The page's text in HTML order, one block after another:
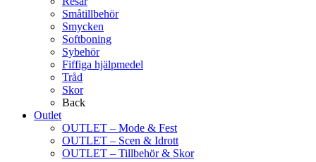
Småtillbehör
Smycken
Softboning
Sybehör
Fiffiga hjälpmedel
Tråd
Skor
Back
Outlet
OUTLET – Mode & Fest
OUTLET – Scen & Idrott
OUTLET – Tillbehör & Skor